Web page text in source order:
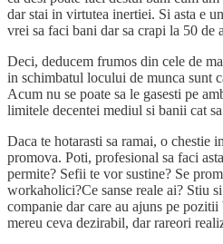
dar stai in virtutea inertiei. Si asta e
vrei sa faci bani dar sa crapi la 50 de
Deci, deducem frumos din cele de
in schimbatul locului de munca sunt
Acum nu se poate sa le gasesti pe
limitele decentei mediul si banii cat
Daca te hotarasti sa ramai, o chestie
promova. Poti, profesional sa faci
permite? Sefii te vor sustine? Se
workaholici?Ce sanse reale ai? Stiu
companie dar care au ajuns pe
mereu ceva dezirabil, dar rareori